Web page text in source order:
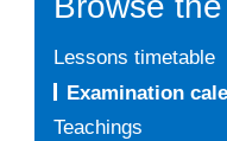
Lessons timetable
Examination
Teachings